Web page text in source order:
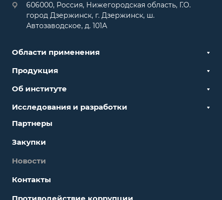
606000, Россия, Нижегородская область, Г.О.
город Дзержинск, г. Дзержинск, ш.
Автозаводское, д. 101А
Области применения
Продукция
Об институте
Исследования и разработки
Партнеры
Закупки
Новости
Контакты